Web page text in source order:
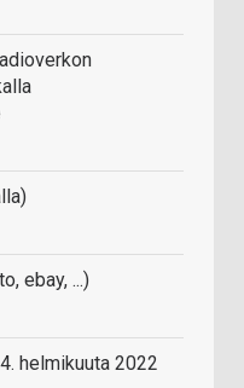
ebay, ...)
helmikuuta 2022